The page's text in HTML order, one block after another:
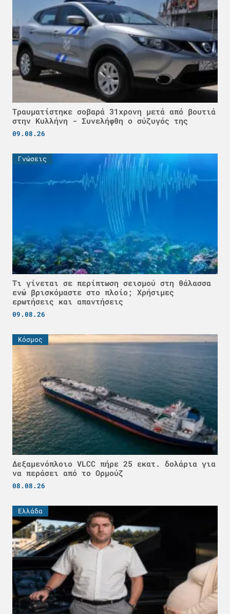
Τραυματίστηκε σοβαρά 31χρονη μετά από βουτιά
στην Κυλλήνη - Συνελήφθη ο σύζυγός της
09.08.26
Γνώσεις
Τι γίνεται σε περίπτωση σεισμού στη θάλασσα
ενώ βρισκόμαστε στο πλοίο; Χρήσιμες
ερωτήσεις και απαντήσεις
09.08.26
Κόσμος
Δεξαμενόπλοιο VLCC πήρε 25 εκατ. δολάρια για
να περάσει από το Ορμούζ
08.08.26
Ελλάδα